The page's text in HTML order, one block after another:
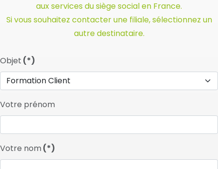
aux services du siège social en France.
Si vous souhaitez contacter une filiale, sélectionnez un
autre destinataire.
Objet (*)
Votre prénom
Votre nom (*)